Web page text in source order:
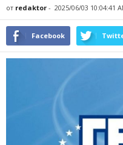
от redaktor - 2025/06/03 10:04:41
Facebook